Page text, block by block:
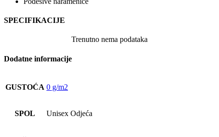
SPECIFIKACIJE
Trenutno nema podataka
Dodatne informacije
GUSTOĆA 0 g/m2
SPOL Unisex Odjeća